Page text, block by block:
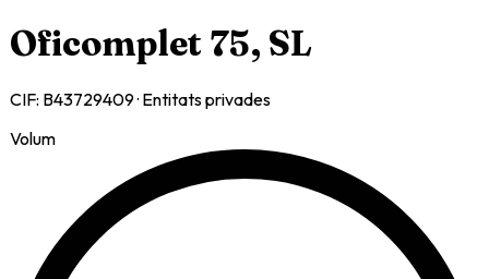
Oficomplet 75, SL
CIF: B43729409· Entitats privades
Volum